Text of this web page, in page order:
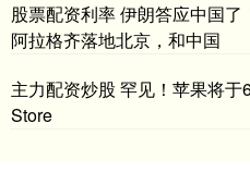
股票配资利率 伊朗答应中国
阿拉格齐落地北京，和中国
主力配资炒股 罕见！苹果将
Store